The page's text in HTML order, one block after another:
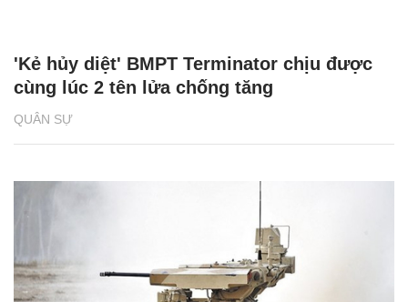
QUÂN SỰ
'Kẻ hủy diệt' BMPT Terminator chịu được
cùng lúc 2 tên lửa chống tăng